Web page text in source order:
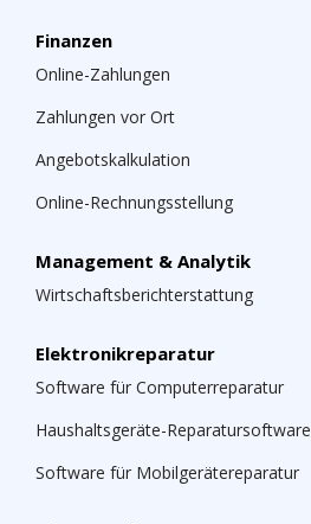
Finanzen
Online-Zahlungen
Zahlungen vor Ort
Angebotskalkulation
Online-Rechnungsstellung
Management & Analytik
Wirtschaftsberichterstattung
Elektronikreparatur
Software für Computerreparatur
Haushaltsgeräte-Reparatursoftware
Software für Mobilgerätereparatur